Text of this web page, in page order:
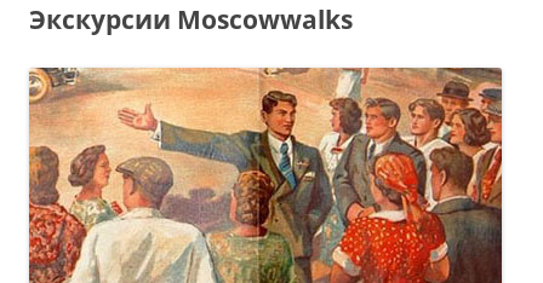
Экскурсии Moscowwalks